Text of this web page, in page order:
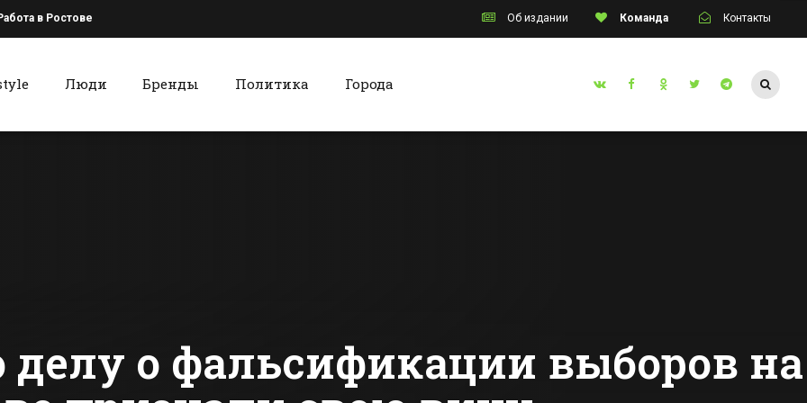
в Ростове Об издании Команда Контакты
Люди Бренды Политика Города
о фальсификации выборов на